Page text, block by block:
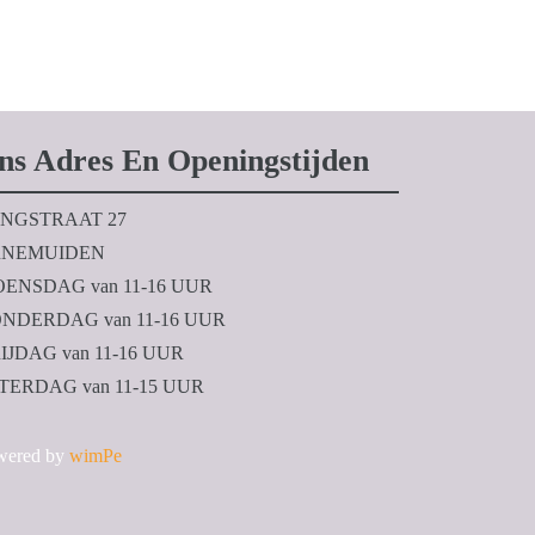
Adres En Openingstijden
27
van 11-16 UUR
van 11-16 UUR
van 11-16 UUR
van 11-15 UUR
by wimPe